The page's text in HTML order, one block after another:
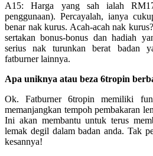
A15: Harga yang sah ialah
penggunaan). Percayalah, ianya
benar nak kurus. Acah-acah nak
sertakan bonus-bonus dan hadiah
serius nak turunkan berat badan
fatburner lainnya.
Apa uniknya atau beza 6tropin
Ok. Fatburner 6tropin memiliki
memanjangkan tempoh pembakaran
Ini akan membantu untuk terus
lemak degil dalam badan anda. Tak
kesannya!